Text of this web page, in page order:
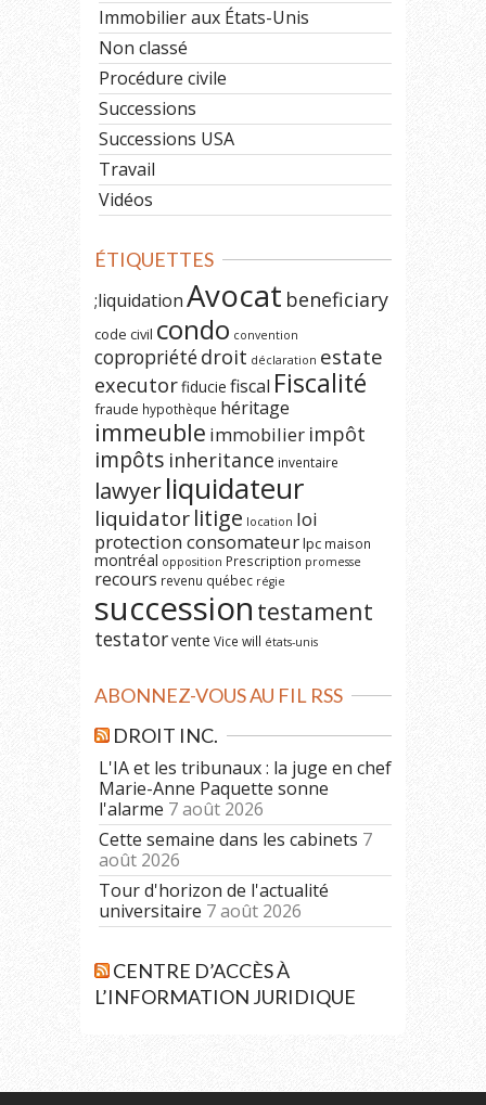
Immobilier aux États-Unis
Non classé
Procédure civile
Successions
Successions USA
Travail
Vidéos
ÉTIQUETTES
;liquidationAvocat beneficiary
code civil condo convention
copropriétédroit déclaration estate
executorfiducie fiscal Fiscalité
fraude hypothèque héritage
immeuble immobilier impôt
impôts inheritance inventaire
lawyerliquidateur
liquidatorlitige location loi
protection consomateurlpc maison
montréal opposition Prescription promesse
recours revenu québec régie
succession testament
testatorvente Vice will états-unis
ABONNEZ-VOUS AU FIL RSS
DROIT INC.
L'IA et les tribunaux : la juge en chef
Marie-Anne Paquette sonne
l'alarme 7 août 2026
Cette semaine dans les cabinets 7
août 2026
Tour d'horizon de l'actualité
universitaire 7 août 2026
CENTRE D’ACCÈS À
L’INFORMATION JURIDIQUE